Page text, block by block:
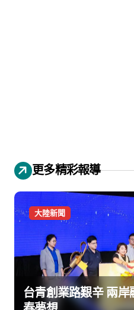
更多精彩報導
大陸新聞
台青創業路艱辛 兩岸